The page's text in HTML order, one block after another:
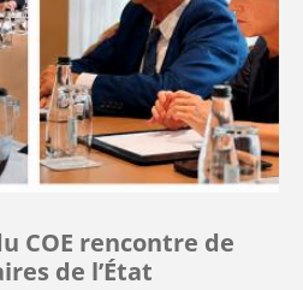
COE rencontre de
de l’État